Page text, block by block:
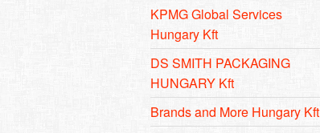
KPMG Global Services
Hungary Kft
DS SMITH PACKAGING
HUNGARY Kft
Brands and More Hungary Kft